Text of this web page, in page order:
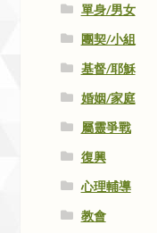
單身/男女
團契/小組
基督/耶穌
婚姻/家庭
屬靈爭戰
復興
心理輔導
教會